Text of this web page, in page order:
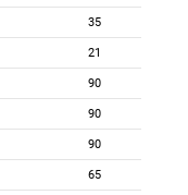
35
21
90
90
90
65